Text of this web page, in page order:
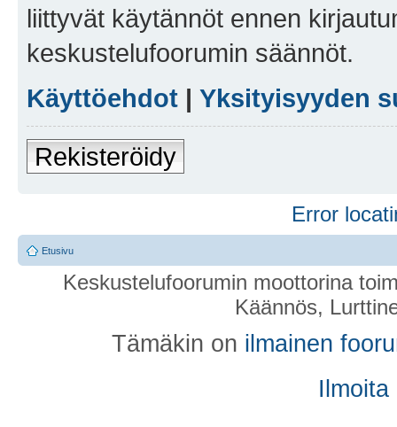
liittyvät käytännöt ennen
keskustelufoorumin säännöt.
Käyttöehdot | Yksityisyyden
Rekisteröidy
Error
Etusivu
Keskustelufoorumin moottorina
Käännös,
Tämäkin on ilmainen